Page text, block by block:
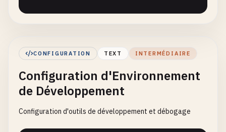
CONFIGURATION TEXT INTERMÉDIAIRE
Configuration d'Environnement
de Développement
Configuration d'outils de développement et débogage